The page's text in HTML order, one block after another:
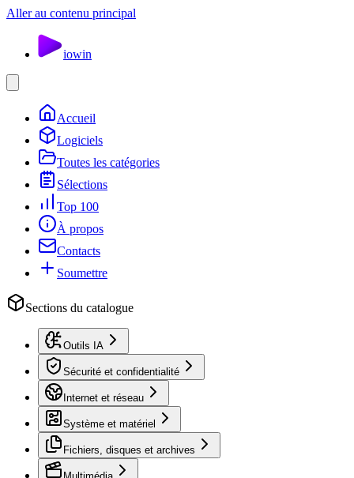
Aller au contenu principal
iowin
Accueil
Logiciels
Toutes les catégories
Sélections
Top 100
À propos
Contacts
Soumettre
Sections du catalogue
Outils IA
Sécurité et confidentialité
Internet et réseau
Système et matériel
Fichiers, disques et archives